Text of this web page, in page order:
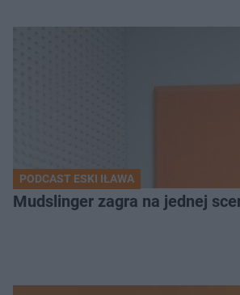
PODCAST ESKI IŁAWA
Mudslinger zagra na jednej